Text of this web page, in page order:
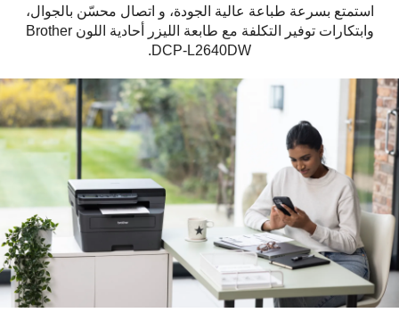
استمتع بسرعة طباعة عالية الجودة، و اتصال محسّن بالجوال،
وابتكارات توفير التكلفة مع طابعة الليزر أحادية اللون Brother
DCP-L2640DW.